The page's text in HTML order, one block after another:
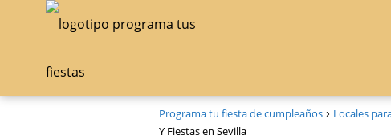
Programa tu fiesta de cumpleaños Locales
Y Fiestas en Sevilla